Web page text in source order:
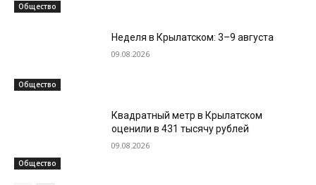
Общество
Общество
Неделя в Крылатском: 3–9 августа
09.08.2026
Общество
Квадратный метр в Крылатском
оценили в 431 тысячу рублей
09.08.2026